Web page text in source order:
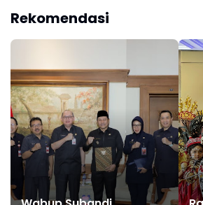
Rekomendasi